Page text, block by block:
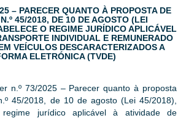
– PARECER QUANTO À PROPOSTA DE
45/2018, DE 10 DE AGOSTO (LEI
O REGIME JURÍDICO APLICÁVEL
INDIVIDUAL E REMUNERADO
VEÍCULOS DESCARACTERIZADOS A
ELETRÓNICA (TVDE)
n.º 73/2025 – Parecer quanto à proposta
45/2018, de 10 de agosto (Lei 45/2018),
jurídico aplicável à atividade de